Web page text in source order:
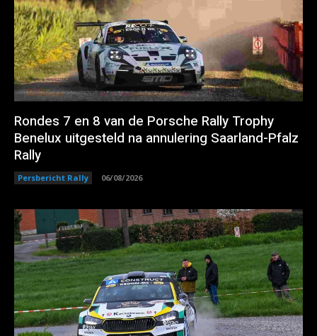
Rondes 7 en 8 van de Porsche Rally Trophy
Benelux uitgesteld na annulering Saarland-Pfalz
Rally
Persbericht Rally 06/08/2026